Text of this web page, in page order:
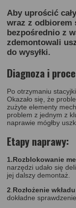
Aby uprościć
wraz z odbiorem
bezpośrednio z
zdemontowali
do wysyłki.
Diagnoza i
Po otrzymaniu
Okazało się, że
zużyte elementy
problem z jednym z
naprawie mógłby
Etapy naprawy:
1.Rozblokowanie
narzędzi udało się
jej dalszy demontaż.
2.Rozłożenie
dokładne